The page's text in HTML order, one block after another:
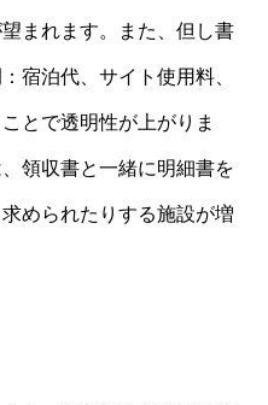
まれます。また、但し書
宿泊代、サイト使用料、
とで透明性が上がりま
領収書と一緒に明細書を
められたりする施設が増